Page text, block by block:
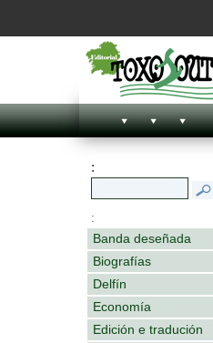
:
:
Banda deseñada
Biografías
Delfín
Economía
Edición e tradución
For